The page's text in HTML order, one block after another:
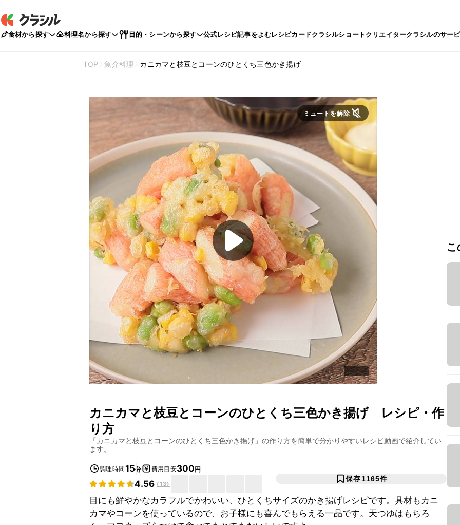
食材から探す 料理名から探す 目的・シーンから探す 公式レシピ記事をよむレシピカードクラシルショートクリエイタークラシルのサー
TOP 魚介料理 カニカマと枝豆とコーンのひとくち三色かき揚げ
ミュートを解除
カニカマと枝豆とコーンのひとくち三色かき揚げレシピ・作
り方
「カニカマと枝豆とコーンのひとくち三色かき揚げ 」の作り方を簡単で分かりやすいレシピ動画で紹介してい
ます。
調理時間15分 費用目安300円
4.56 (13)
保存1165件
目にも鮮やかなカラフルでかわいい、ひとくちサイズのかき揚げレシピです。具材もカニ
カマやコーンを使っているので、お子様にも喜んでもらえる一品です。天つゆはもちろ